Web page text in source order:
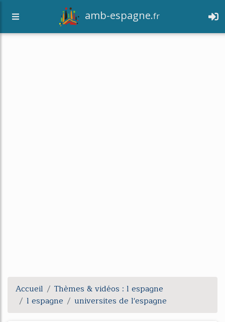
amb-espagne.fr
Accueil
Thèmes & vidéos : l espagne
l espagne
universites de l'espagne